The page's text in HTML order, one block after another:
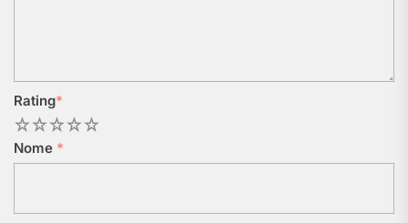
Rating*
5
4
3
2
Nome *